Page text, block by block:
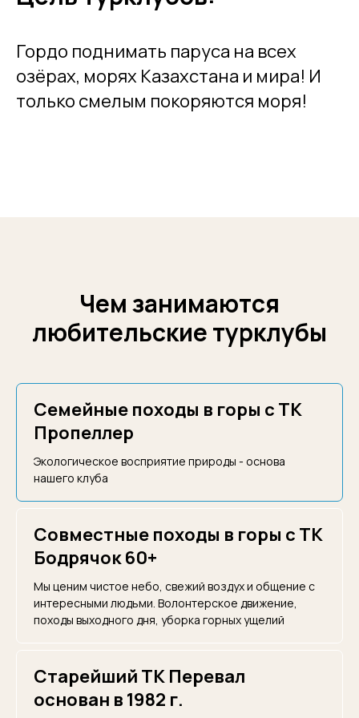
Гордо поднимать паруса на всех
озёрах, морях Казахстана и мира! И
только смелым покоряются моря!
Чем занимаются
любительские турклубы
Семейные походы в горы с ТК
Пропеллер
Экологическое восприятие природы - основа
нашего клуба
Совместные походы в горы с ТК
Бодрячок 60+
Мы ценим чистое небо, свежий воздух и общение с
интересными людьми. Волонтерское движение,
походы выходного дня, уборка горных ущелий
Старейший ТК Перевал
основан в 1982 г.